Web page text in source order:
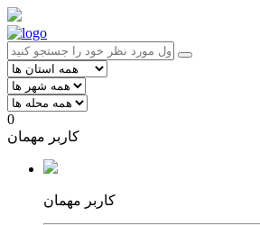
0
کاربر مهمان
کاربر مهمان